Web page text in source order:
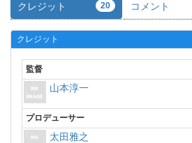
クレジット 20 コメント
クレジット
監督
山本淳一
プロデューサー
太田雅之